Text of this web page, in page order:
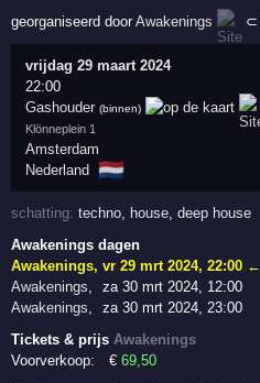
georganiseerd doorAwakenings ⊂
vrijdag 29 maart 2024
22:00
Gashouder (binnen)
Klönneplein 1
Amsterdam
Nederland 🇳🇱
schatting:techno house ,deep house
Awakenings dagen
Awakenings,vr 29 mrt 2024, 22:00 ←
Awakenings,
za 30 mrt 2024, 12:00
Awakenings,
za 30 mrt 2024, 23:00
Tickets & prijsAwakenings
Voorverkoop:
€69,50